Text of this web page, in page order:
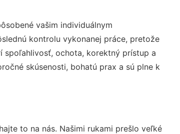
vašim individuálnym
kontrolu vykonanej práce, pretože
spoľahlivosť, ochota, korektný prístup a
skúsenosti, bohatú prax a sú plne k
to na nás. Našimi rukami prešlo veľké